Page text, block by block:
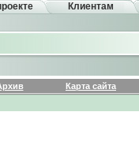
Клиентам
Карта сайта